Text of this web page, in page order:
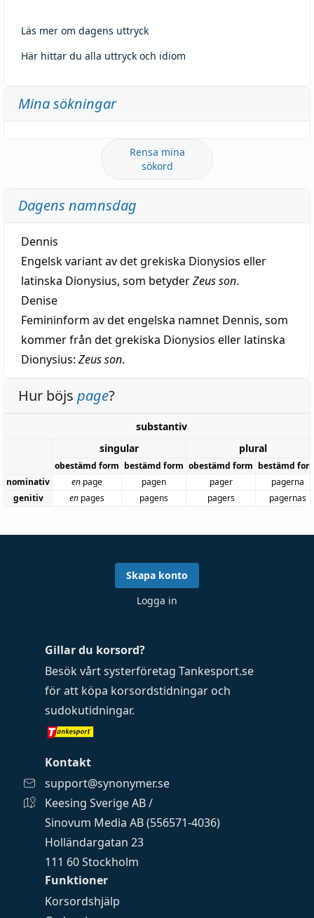
Läs mer om dagens uttryck
Här hittar du alla uttryck och idiom
Mina sökningar
Rensa mina
sökord
Dagens namnsdag
Dennis
Engelsk variant av det grekiska Dionysios eller
latinska Dionysius, som betyderZeus son.
Denise
Femininform av det engelska namnet Dennis, som
kommer från det grekiska Dionysios eller latinska
Dionysius: Zeus son.
Hur böjs page?
substantiv
singular
plural
obestämd form bestämd form obestämd form bestämd
nominativ
en page pagen pager
pagerna
genitiv
en pages pagens pagers pagernas
Funktioner
Korsordshjälp
Gillar du korsord?
Besök vårt systerföretag Tankesport.se
för att köpa korsordstidningar och
sudokutidningar.
Kontakt
support@synonymer.se
Keesing Sverige AB /
Sinovum Media AB (556571-4036)
Holländargatan 23
111 60 Stockholm
Skapa konto
Logga in